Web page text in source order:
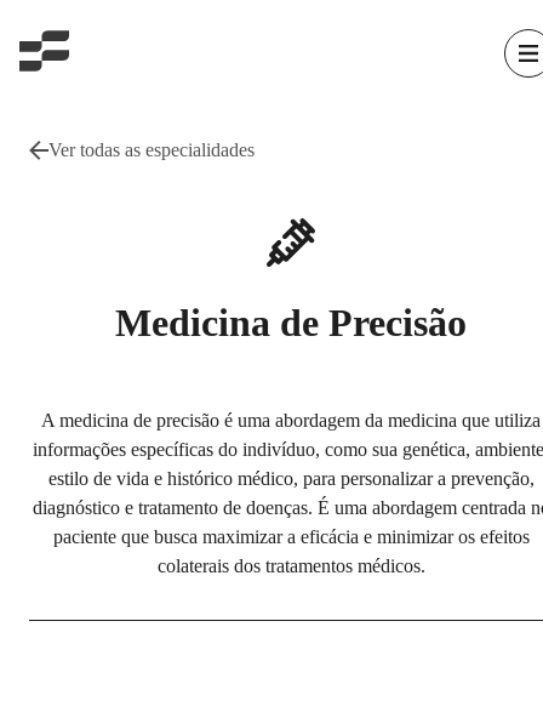
Ver todas as especialidades
Medicina de Precisão
A medicina de precisão é uma abordagem da medicina que utiliza
informações específicas do indivíduo, como sua genética,
estilo de vida e histórico médico, para personalizar a prevenção,
diagnóstico e tratamento de doenças. É uma abordagem centrada
paciente que busca maximizar a eficácia e minimizar os efeitos
colaterais dos tratamentos médicos.